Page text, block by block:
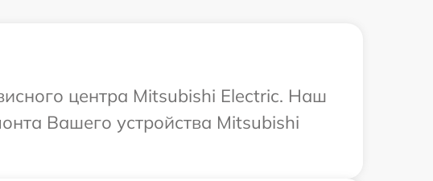
центра Mitsubishi Electric. Наш
Вашего устройства Mitsubishi